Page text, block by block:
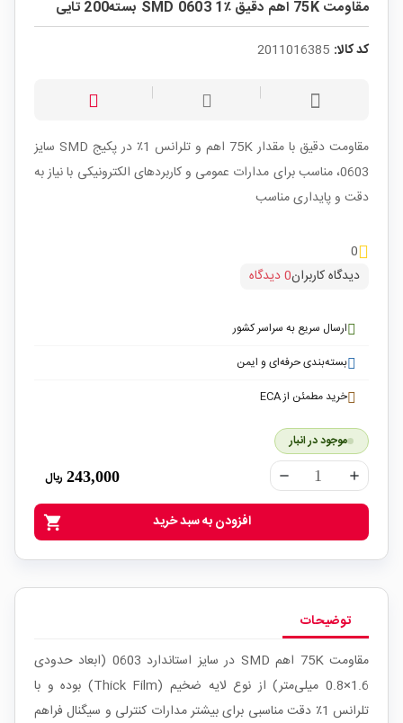
مقاومت 75K اهم دقیق ٪1 SMD 0603 بسته200 تایی
کد کالا: 2011016385
مقاومت دقیق با مقدار 75K اهم و تلرانس 1٪ در پکیج SMD سایز
0603، مناسب برای مدارات عمومی و کاربردهای الکترونیکی با نیاز به
دقت و پایداری مناسب
0
دیدگاه کاربران0 دیدگاه
ارسال سریع به سراسر کشور
بسته‌بندی حرفه‌ای و ایمن
خرید مطمئن از ECA
موجود در انبار
remove add
243,000 ریال
shopping_cart افزودن به سبد خرید
توضیحات
مقاومت 75K اهم SMD در سایز استاندارد 0603 (ابعاد حدودی
1.6×0.8 میلی‌متر) از نوع لایه ضخیم (Thick Film) بوده و با
تلرانس 1٪ دقت مناسبی برای بیشتر مدارات کنترلی و سیگنال فراهم